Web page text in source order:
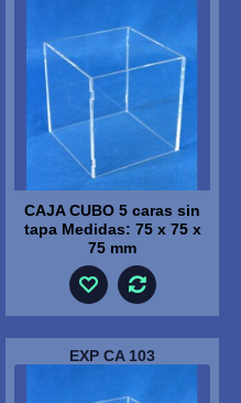
CAJA CUBO 5 caras sin
tapa Medidas: 75 x 75 x
75 mm
EXP CA 103